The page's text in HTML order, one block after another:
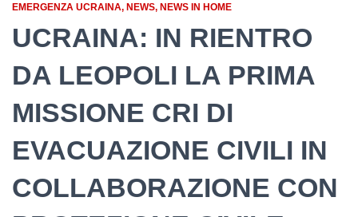
EMERGENZA UCRAINA NEWS NEWS IN HOME
UCRAINA: IN RIENTRO
DA LEOPOLI LA PRIMA
MISSIONE CRI DI
EVACUAZIONE CIVILI IN
COLLABORAZIONE CON